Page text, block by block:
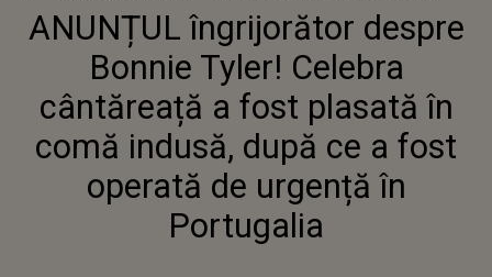
DESPRE BONNIE TYLER!
CELEBRA CÂNTĂREAȚĂ A FOST
PLASATĂ ÎN COMĂ INDUSĂ,
DUPĂ CE A FOST OPERATĂ DE
URGENȚĂ ÎN PORTUGALIA
ANUNȚUL îngrijorător despre
Bonnie Tyler! Celebra
cântăreață a fost plasată în
comă indusă, după ce a fost
operată de urgență în
Portugalia